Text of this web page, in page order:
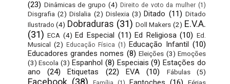
(23) Dinâmicas de grupo (4) Direito de voto da mulher (1)
Disgrafia (2) Dislalia (2) Dislexia (3) Ditado (11) Ditado
Ilustrado (4) Dobraduras (31) Doll Makers (2) E.V.A.
(31) ECA (4) Ed Especial (11) Ed Religiosa (10) Ed.
Musical (2) Educação Física (1) Educação Infantil
(10)
Educadores grandes nomes (8) Eleições (3) Emoções
(3) Escola (3) Espanhol (8) Especiais (9) Estações do
ano
(24) Etiquetas (22) EVA (10) Fábulas (5)